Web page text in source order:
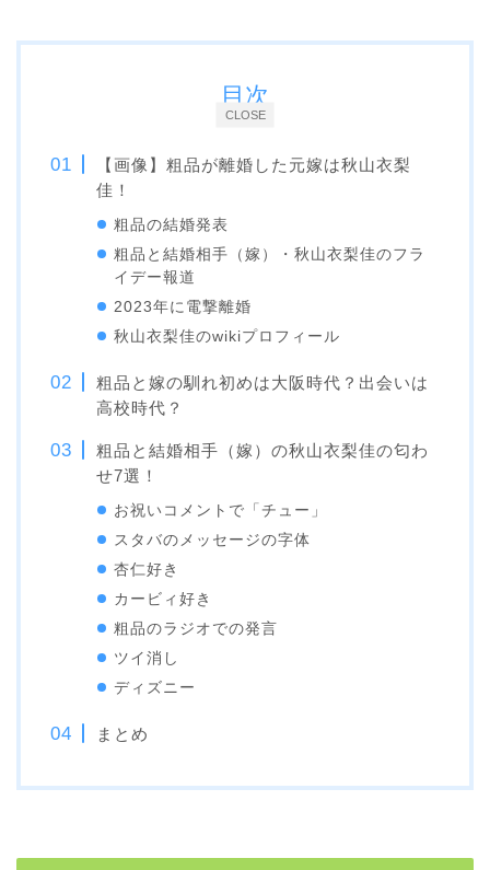
CLOSE
目次
【画像】粗品が離婚した元嫁は秋山衣梨
佳！
粗品の結婚発表
粗品と結婚相手（嫁）・秋山衣梨佳のフラ
イデー報道
2023年に電撃離婚
秋山衣梨佳のwikiプロフィール
粗品と嫁の馴れ初めは大阪時代？出会いは
高校時代？
粗品と結婚相手（嫁）の秋山衣梨佳の匂わ
せ7選！
お祝いコメントで「チュー」
スタバのメッセージの字体
杏仁好き
カービィ好き
粗品のラジオでの発言
ツイ消し
ディズニー
まとめ